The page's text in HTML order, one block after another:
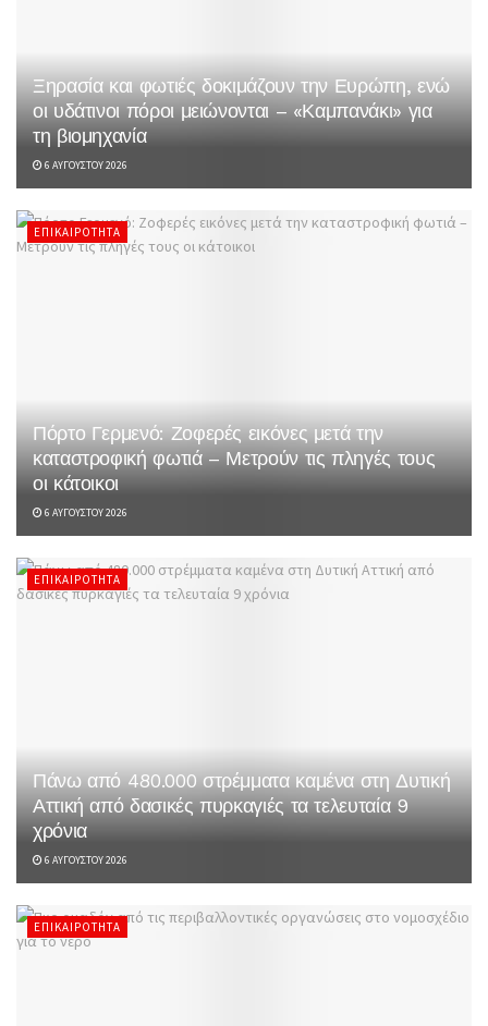
Ξηρασία και φωτιές δοκιμάζουν την Ευρώπη, ενώ
οι υδάτινοι πόροι μειώνονται – «Καμπανάκι» για
τη βιομηχανία
6 ΑΥΓΟΎΣΤΟΥ 2026
ΕΠΙΚΑΙΡΌΤΗΤΑ
Πόρτο Γερμενό: Ζοφερές εικόνες μετά την
καταστροφική φωτιά – Μετρούν τις πληγές τους
οι κάτοικοι
6 ΑΥΓΟΎΣΤΟΥ 2026
ΕΠΙΚΑΙΡΌΤΗΤΑ
Πάνω από 480.000 στρέμματα καμένα στη Δυτική
Αττική από δασικές πυρκαγιές τα τελευταία 9
χρόνια
6 ΑΥΓΟΎΣΤΟΥ 2026
ΕΠΙΚΑΙΡΌΤΗΤΑ